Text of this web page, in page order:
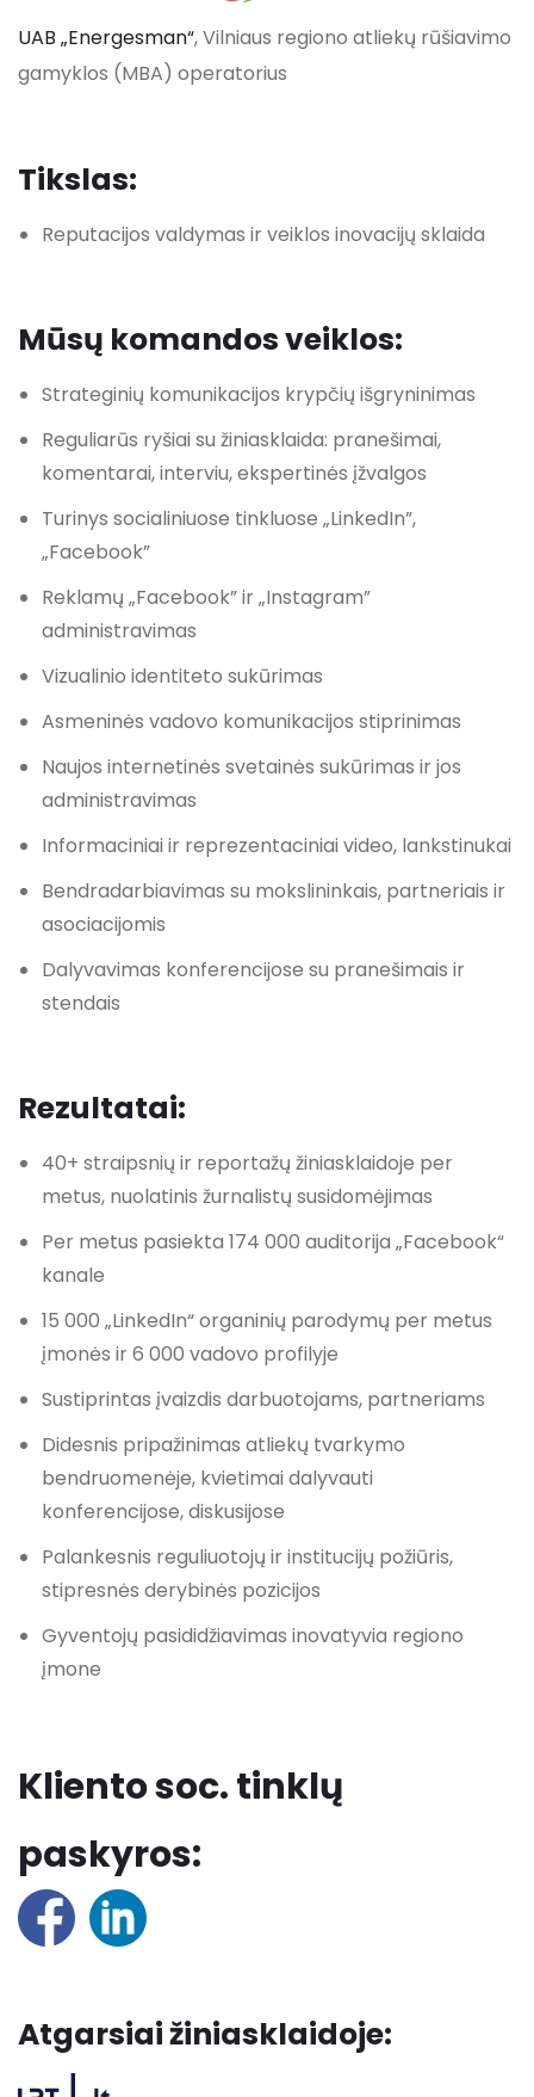
UAB „Energesman“, Vilniaus regiono atliekų rūšiavimo
gamyklos (MBA) operatorius
Tikslas:
Reputacijos valdymas ir veiklos inovacijų sklaida
Mūsų komandosveiklos:
Strateginių komunikacijos krypčių išgryninimas
Reguliarūs ryšiai su žiniasklaida: pranešimai,
komentarai, interviu, ekspertinės įžvalgos
Turinys socialiniuose tinkluose „LinkedIn”,
„Facebook”
Reklamų „Facebook” ir „Instagram”
administravimas
Vizualinio identiteto sukūrimas
Asmeninės vadovo komunikacijos stiprinimas
Naujos internetinės svetainės sukūrimas ir jos
administravimas
Informaciniai ir reprezentaciniai video, lankstinukai
Bendradarbiavimas su mokslininkais, partneriais ir
asociacijomis
Dalyvavimas konferencijose su pranešimais ir
stendais
Rezultatai:
40+ straipsnių ir reportažų žiniasklaidoje per
metus, nuolatinis žurnalistų susidomėjimas
Per metus pasiekta 174 000 auditorija „Facebook“
kanale
15 000 „LinkedIn“ organinių parodymų per metus
įmonės ir 6 000 vadovo profilyje
Sustiprintas įvaizdis darbuotojams, partneriams
Didesnis pripažinimas atliekų tvarkymo
bendruomenėje, kvietimai dalyvauti
konferencijose, diskusijose
Palankesnis reguliuotojų ir institucijų požiūris,
stipresnės derybinės pozicijos
Gyventojų pasididžiavimas inovatyvia regiono
įmone
Kliento soc. tinklų
paskyros:
Atgarsiai žiniasklaidoje: